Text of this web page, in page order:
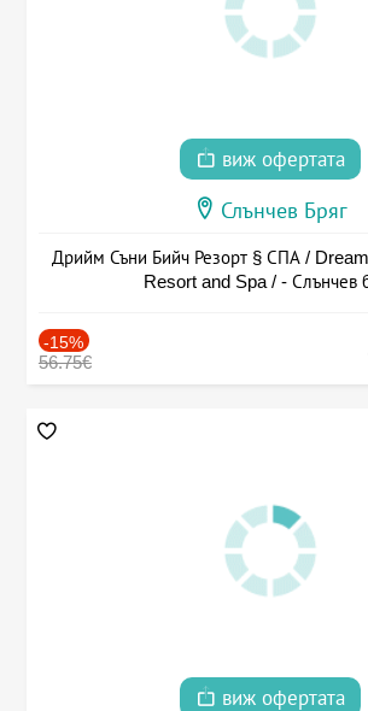
виж офертата
Слънчев Бряг
Дрийм Съни Бийч Резорт § СПА /
Resort and Spa / - Слънчев
-15%
56.75€
виж офертата